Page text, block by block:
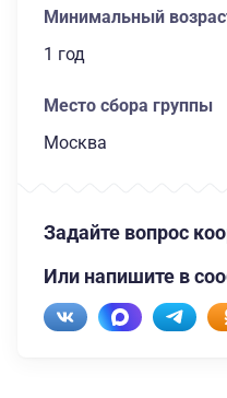
Минимальный
1 год
Место сбора группы
Москва
Задайте вопрос
Или напишите в